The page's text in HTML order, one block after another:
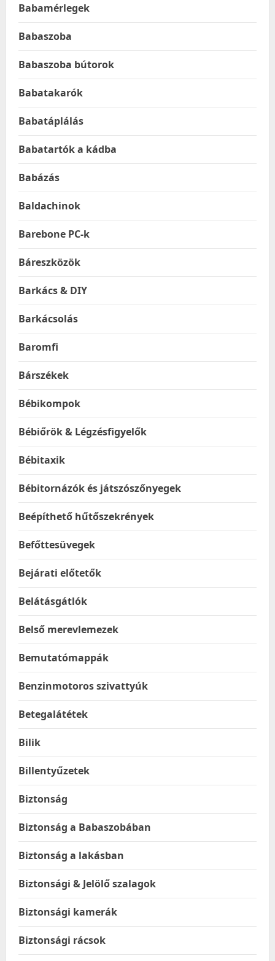
Babamérlegek
Babaszoba
Babaszoba bútorok
Babatakarók
Babatáplálás
Babatartók a kádba
Babázás
Baldachinok
Barebone PC-k
Báreszközök
Barkács & DIY
Barkácsolás
Baromfi
Bárszékek
Bébikompok
Bébiőrök & Légzésfigyelők
Bébitaxik
Bébitornázók és játszószőnyegek
Beépíthető hűtőszekrények
Befőttesüvegek
Bejárati előtetők
Belátásgátlók
Belső merevlemezek
Bemutatómappák
Benzinmotoros szivattyúk
Betegalátétek
Bilik
Billentyűzetek
Biztonság
Biztonság a Babaszobában
Biztonság a lakásban
Biztonsági & Jelölő szalagok
Biztonsági kamerák
Biztonsági rácsok